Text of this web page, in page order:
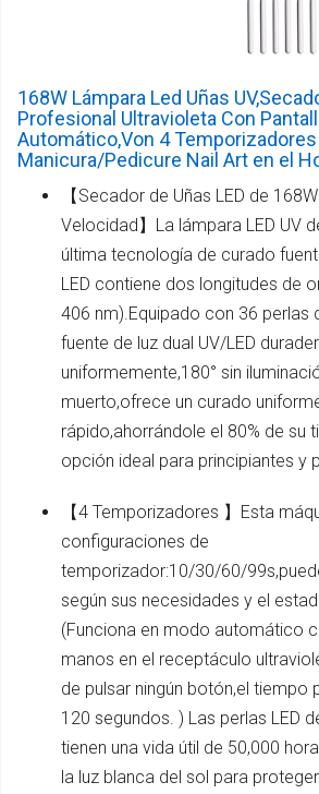
168W Lámpara Led Uñas
Profesional Ultravioleta Con
Automático,Von 4 Temporizadores
Manicura/Pedicure Nail Art en el
【Secador de Uñas LED de
Velocidad】La lámpara LED UV
última tecnología de curado
LED contiene dos longitudes de
406 nm).Equipado con 36 perlas
fuente de luz dual UV/LED
uniformemente,180° sin
muerto,ofrece un curado
rápido,ahorrándole el 80% de su
opción ideal para principiantes y
【4 Temporizadores 】Esta
configuraciones de
temporizador:10/30/60/
según sus necesidades y el
(Funciona en modo automático
manos en el receptáculo
de pulsar ningún botón,el tiempo
120 segundos. ) Las perlas LED
tienen una vida útil de 50,000
la luz blanca del sol para